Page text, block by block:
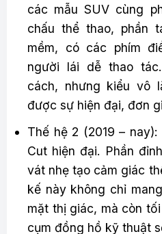
các mẫu SUV cùng
chấu thể thao, phần
mềm, có các phím
người lái dễ thao
cách, nhưng kiểu vô
được sự hiện đại, đơn
Thế hệ 2 (2019 –
Cut hiện đại. Phần
vát nhẹ tạo cảm giác
kế này không chỉ
mặt thị giác, mà còn
cụm đồng hồ kỹ thuật